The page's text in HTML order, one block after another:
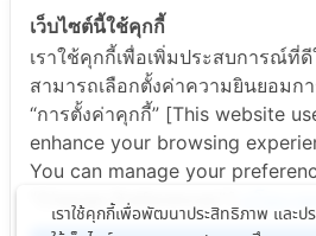
ABOUT US
สินค้าและบริการ
PRODUCT & SERVICE
เราใช้คุกกี้เพื่อพัฒนาประสิทธิภาพ และป
เว็บไซต์นี้ใช้คุกกี้
เราใช้คุกกี้เพื่อเพิ่มประสบการณ์ที่
สามารถเลือกตั้งค่าความยินยอมก
“การตั้งค่าคุกกี้” [This website
enhance your browsing
You can manage your
"Change Preferences".]
นโยบา